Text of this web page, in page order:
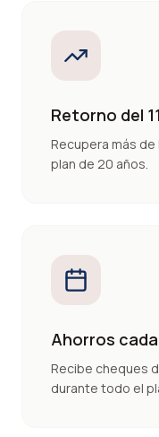
Retorno del
Recupera más
plan de 20 años.
Ahorros
Recibe cheques
durante todo el